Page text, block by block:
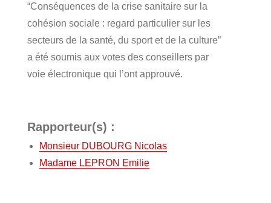
“Conséquences de la crise sanitaire sur la
cohésion sociale : regard particulier sur les
secteurs de la santé, du sport et de la culture”
a été soumis aux votes des conseillers par
voie électronique qui l’ont approuvé.
Rapporteur(s) :
Monsieur DUBOURG Nicolas
Madame LEPRON Emilie